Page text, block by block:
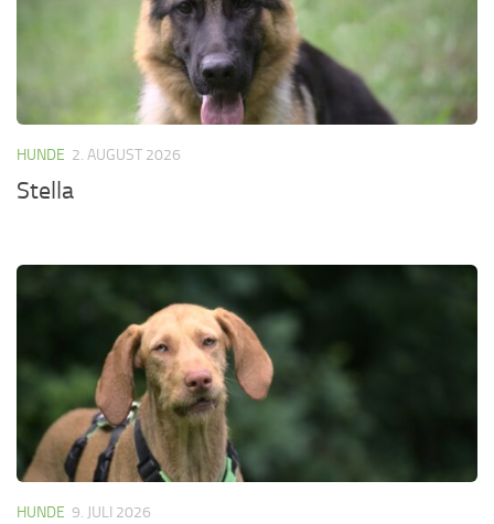
HUNDE 2. AUGUST 2026
Stella
HUNDE 9. JULI 2026